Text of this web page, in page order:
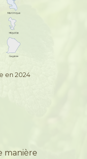
en 2024
manière